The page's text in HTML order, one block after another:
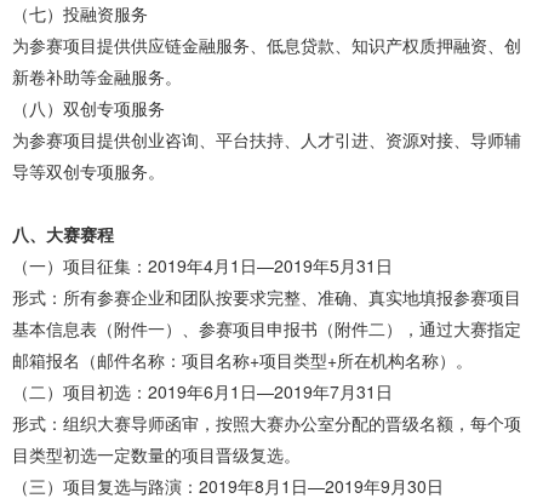
（七）投融资服务
为参赛项目提供供应链金融服务、低息贷款、知识产权质押融资、创
新卷补助等金融服务。
（八）双创专项服务
为参赛项目提供创业咨询、平台扶持、人才引进、资源对接、导师辅
导等双创专项服务。
八、大赛赛程
（一）项目征集：2019年4月1日—2019年5月31日
形式：所有参赛企业和团队按要求完整、准确、真实地填报参赛项目
基本信息表（附件一）、参赛项目申报书（附件二），通过大赛指定
邮箱报名（邮件名称：项目名称+项目类型+所在机构名称）。
（二）项目初选：2019年6月1日—2019年7月31日
形式：组织大赛导师函审，按照大赛办公室分配的晋级名额，每个项
目类型初选一定数量的项目晋级复选。
（三）项目复选与路演：2019年8月1日—2019年9月30日